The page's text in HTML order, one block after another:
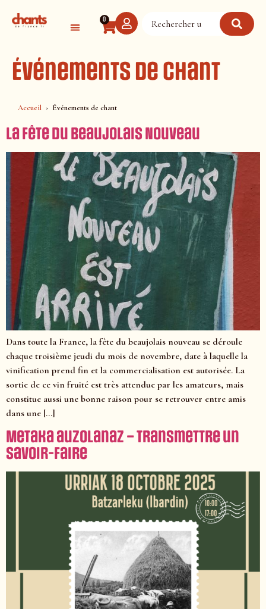
0
Événements de chant
Accueil Événements de chant
La Fête du Beaujolais Nouveau
Dans toute la France, la fête du beaujolais nouveau se déroule
chaque troisième jeudi du mois de novembre, date à laquelle la
vinification prend fin et la commercialisation est autorisée. La
sortie de ce vin fruité est très attendue par les amateurs, mais
constitue aussi une bonne raison pour se retrouver entre amis
dans une […]
Metaka auzolanaz – Transmettre un
savoir-faire